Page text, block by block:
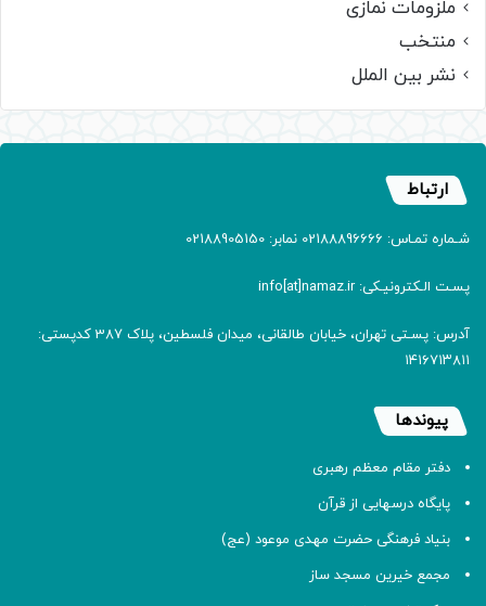
ملزومات نمازی
منتخب
نشر بین الملل
ارتباط
شـماره تمـاس: 02188896666 نمابر: 02188905150
پسـت الـکترونیـکی: info[at]namaz.ir
آدرس: پسـتی تهران، خیابان طالقانی، میدان فلسطین، پلاک 387 کدپستی:
۱۴۱۶۷۱۳۸۱۱
پیوندها
دفتر مقام معظم رهبری
پایگاه درسهایی از قرآن
بنیاد فرهنگی حضرت مهدی موعود (عج)
مجمع خیرین مسجد ساز